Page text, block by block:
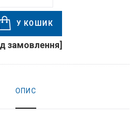
У КОШИК
замовлення]
ОПИС